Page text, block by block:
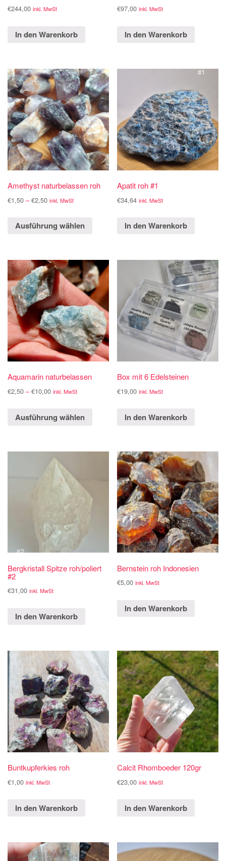
€244,00 inkl. MwSt
In den Warenkorb
€97,00 inkl. MwSt
In den Warenkorb
Amethyst naturbelassen roh
€1,50 –€2,50 inkl. MwSt
Ausführung wählen
Apatit roh #1
€34,64 inkl. MwSt
In den Warenkorb
Aquamarin naturbelassen
€2,50 –€10,00 inkl. MwSt
Ausführung wählen
Box mit 6 Edelsteinen
€19,00 inkl. MwSt
In den Warenkorb
Bergkristall Spitze roh/poliert
#2
€31,00 inkl. MwSt
In den Warenkorb
Bernstein roh Indonesien
€5,00 inkl. MwSt
In den Warenkorb
Buntkupferkies roh
€1,00 inkl. MwSt
In den Warenkorb
Calcit Rhomboeder 120gr
€23,00 inkl. MwSt
In den Warenkorb